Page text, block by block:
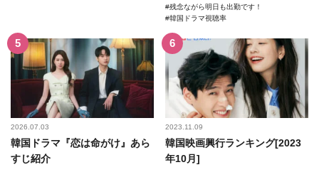
残念ながら明日も出勤です！
韓国ドラマ視聴率
2026.07.03
韓国ドラマ『恋は命がけ』あら
すじ紹介
2023.11.09
韓国映画興行ランキング[2023
年10月]